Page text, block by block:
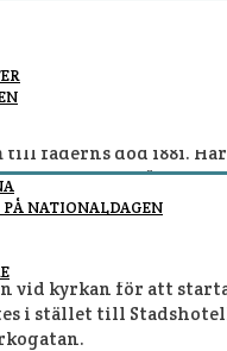
NATIONALDAGEN
barndomsstad
årsmöte för
faderns död 1881.
planerat en solig
vid kyrkan för att
i stället till